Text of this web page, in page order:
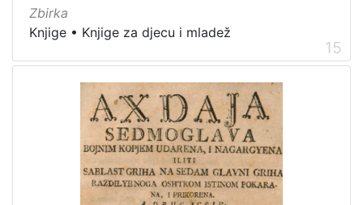
Zbirka
Knjige • Knjige za djecu i mladež
15